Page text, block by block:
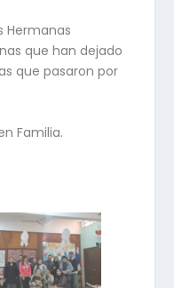
Hermanas
que han dejado
que pasaron por
Familia.